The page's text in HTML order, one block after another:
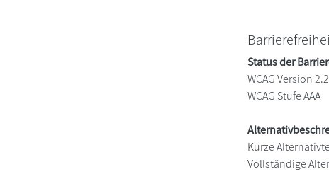
Status der
WCAG Version 2.2
WCAG Stufe AAA
Kurze
Vollständige